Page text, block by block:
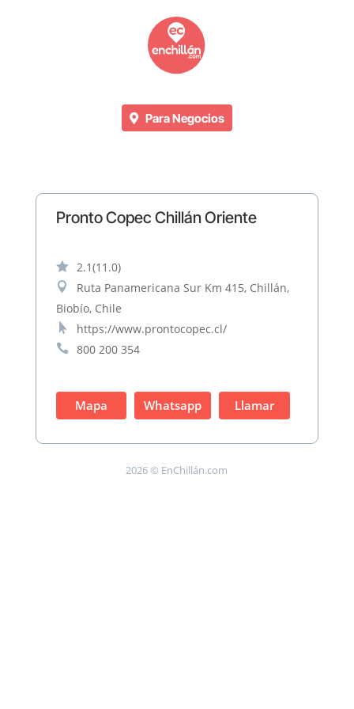
Para Negocios
Pronto Copec Chillán Oriente
 2.1(11.0)

Ruta Panamericana Sur Km 415, Chillán,
Biobío, Chile
 https://www.prontocopec.cl/
 800 200 354
Mapa Whatsapp Llamar
2026 © EnChillán.com